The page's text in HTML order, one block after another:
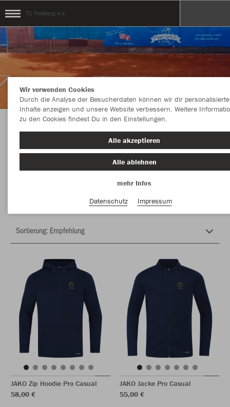
TC Rebberg e.V.
Herzlich Willkommen im Teamshop TC
Rebberg e.V.
JAKO Zip Hoodie Pro Casual
58,00 €
JAKO Jacke Pro Casual
55,00 €
Wir verwenden Cookies
Durch die Analyse der Besucherdaten können wir dir personalisierte
Inhalte anzeigen und unsere Website verbessern. Weitere
zu den Cookies findest Du in den Einstellungen.
Alle akzeptieren
Alle ablehnen
mehr Infos
Datenschutz
Impressum